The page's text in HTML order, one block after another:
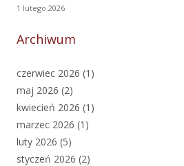
1 lutego 2026
Archiwum
czerwiec 2026 (1)
maj 2026 (2)
kwiecień 2026 (1)
marzec 2026 (1)
luty 2026 (5)
styczeń 2026 (2)